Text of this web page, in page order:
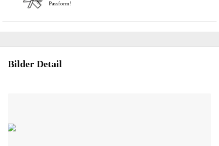
Passform!
Bilder Detail